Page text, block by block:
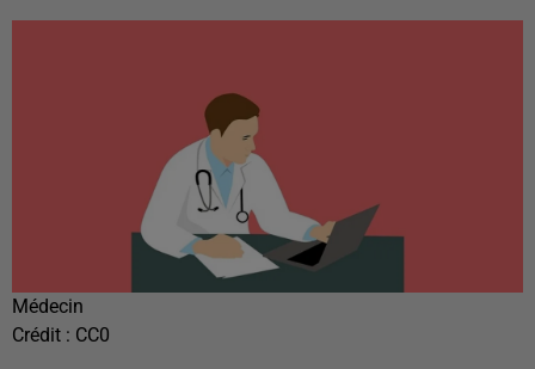
Médecin
Crédit : CC0